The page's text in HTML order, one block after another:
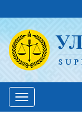
Toggle
navigation